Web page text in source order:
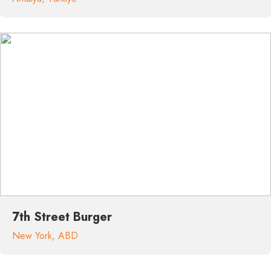
7th Street Burger
New York, ABD